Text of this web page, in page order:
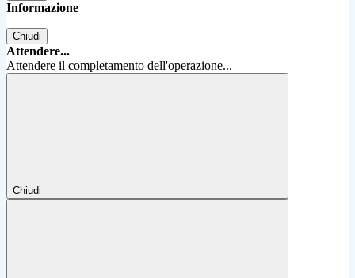
Informazione
Chiudi
Attendere...
Attendere il completamento dell'operazione...
Chiudi